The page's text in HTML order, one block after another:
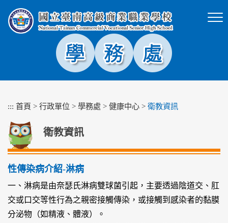
塊
::: 首頁 > 行政單位 > 學務處 > 健康中心 > 衛教資訊
衛教資訊
性傳染病介紹-淋病
一、淋病是由奈瑟氏淋病雙球菌引起，主要透過陰道交、肛
交或口交等性行為之親密接觸傳染，或接觸到感染者的黏膜
分泌物（如精液、體液）。